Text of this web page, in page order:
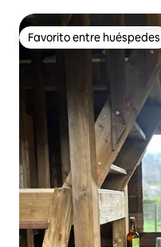
Favorito entre huéspedes
Favorito entre huéspedes